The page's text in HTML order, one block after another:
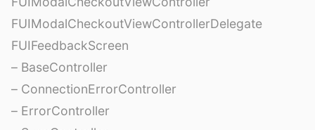
FUIModalCheckoutViewControllerDelegate
FUIFeedbackScreen
– BaseController
– ConnectionErrorController
– ErrorController